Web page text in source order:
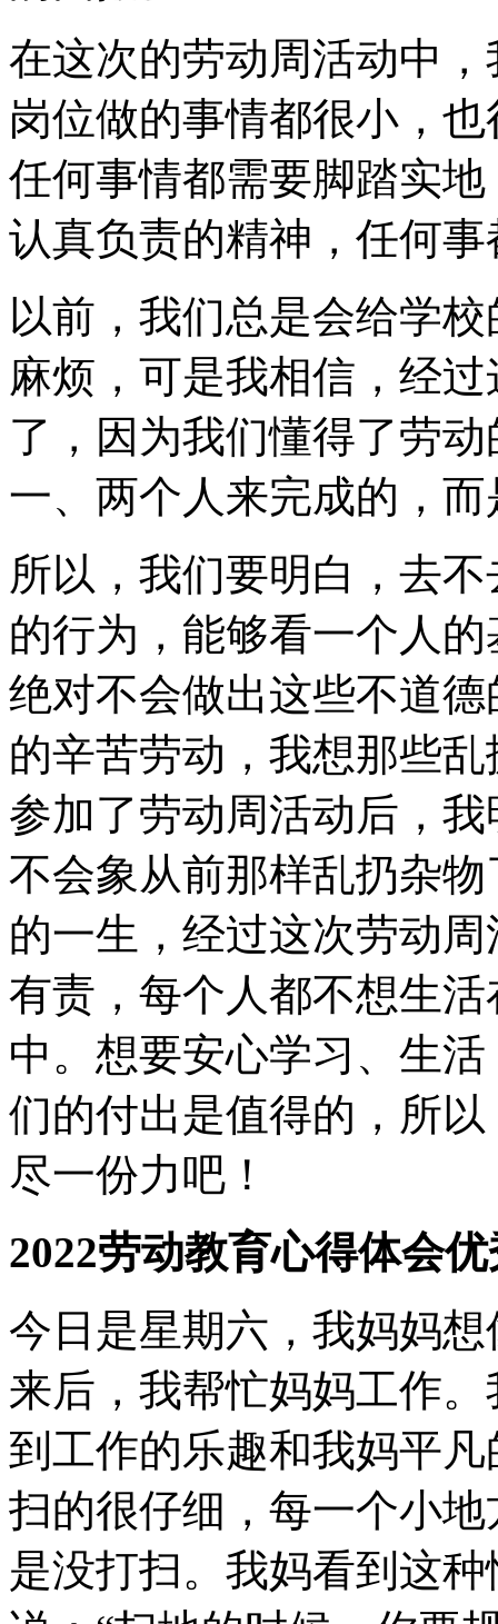
在这次的劳动周活动中
岗位做的事情都很小，
任何事情都需要脚踏实
认真负责的精神，任何
以前，我们总是会给学
麻烦，可是我相信，经
了，因为我们懂得了劳
一、两个人来完成的，
所以，我们要明白，去
的行为，能够看一个人
绝对不会做出这些不道
的辛苦劳动，我想那些
参加了劳动周活动后，
不会象从前那样乱扔杂
的一生，经过这次劳动
有责，每个人都不想生
中。想要安心学习、生
们的付出是值得的，所
尽一份力吧！
2022劳动教育心得体会
今日是星期六，我妈妈
来后，我帮忙妈妈工作
到工作的乐趣和我妈平
扫的很仔细，每一个小
是没打扫。我妈看到这